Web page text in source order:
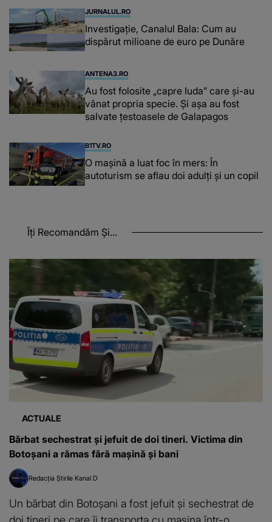
JURNALUL.RO
Investigație, Canalul Bala: Cum au
dispărut milioane de euro pe Dunăre
ANTENA3.RO
Au fost folosite „capre Iuda” care și-au
vânat propria specie. Și așa au fost
salvate țestoasele de Galapagos
B1TV.RO
O maşină a luat foc în mers: În
autoturism se aflau doi adulți și un copil
Îți Recomandăm Și...
ACTUALE
Bărbat sechestrat și jefuit de doi tineri. Victima din
Botoșani a rămas fără mașină și bani
Redacția Știrile Kanal D
Un bărbat din Botoșani a fost jefuit și sechestrat de